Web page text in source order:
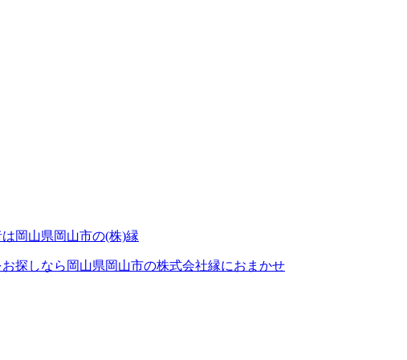
探しなら岡山県岡山市の株式会社縁におまかせ